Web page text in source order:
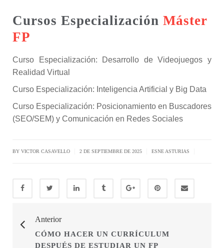
Cursos Especialización Máster
FP
Curso Especialización: Desarrollo de Videojuegos y
Realidad Virtual
Curso Especialización: Inteligencia Artificial y Big Data
Curso Especialización: Posicionamiento en Buscadores
(SEO/SEM) y Comunicación en Redes Sociales
BY VICTOR CASAVELLO 2 DE SEPTIEMBRE DE 2025 ESNE ASTURIAS
Anterior
CÓMO HACER UN CURRÍCULUM
DESPUÉS DE ESTUDIAR UN FP